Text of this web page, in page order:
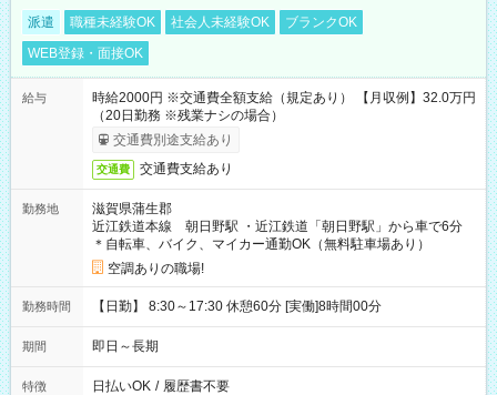
派遣 職種未経験OK 社会人未経験OK
ブランクOK
WEB登録・面接OK
給与
時給2000円 ※交通費全額支給（規定あり） 【月収例】32.0万円
（20日勤務 ※残業ナシの場合）
交通費別途支給あり
交通費 交通費支給あり
勤務地
滋賀県蒲生郡
近江鉄道本線 朝日野駅 ・近江鉄道「朝日野駅」から車で6分
＊自転車、バイク、マイカー通勤OK（無料駐車場あり）
空調ありの職場!
勤務時間 【日勤】 8:30～17:30 休憩60分 [実働]8時間00分
期間 即日～長期
特徴 日払いOK / 履歴書不要